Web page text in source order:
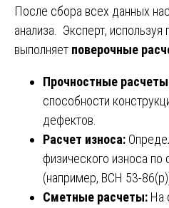
После сбора всех данных
анализа. Эксперт, используя
выполняет поверочные
Прочностные
способности
дефектов.
Расчет износа:
физического износа
(например, ВСН 53-
Сметные расчеты: На